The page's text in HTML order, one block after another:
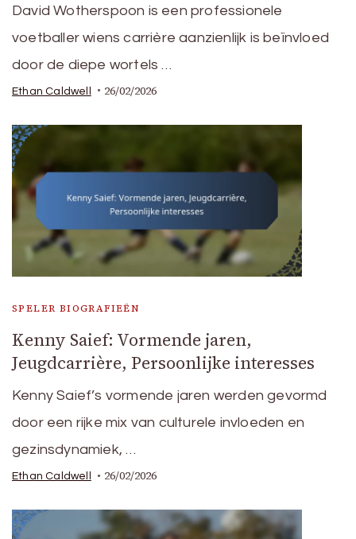
David Wotherspoon is een professionele
voetballer wiens carrière aanzienlijk is beïnvloed
door de diepe wortels …
Ethan Caldwell 26/02/2026
SPELER BIOGRAFIEËN
Kenny Saief: Vormende jaren,
Jeugdcarrière, Persoonlijke interesses
Kenny Saief’s vormende jaren werden gevormd
door een rijke mix van culturele invloeden en
gezinsdynamiek, …
Ethan Caldwell 26/02/2026